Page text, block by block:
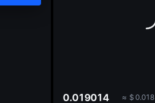
0.019014 ≈ $ 0.018